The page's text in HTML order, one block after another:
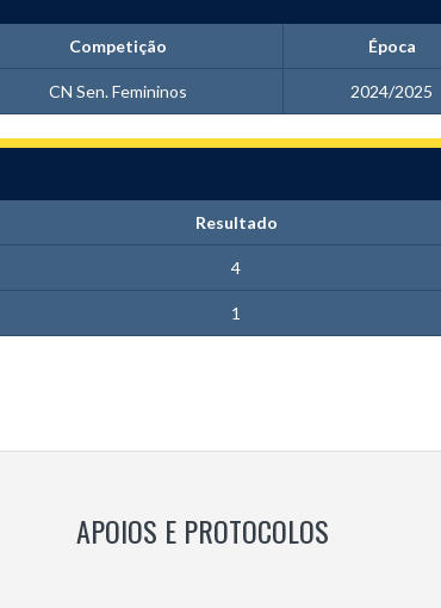
Competição Época
CN Sen. Femininos 2024/2025
Resultado
4
1
APOIOS E PROTOCOLOS